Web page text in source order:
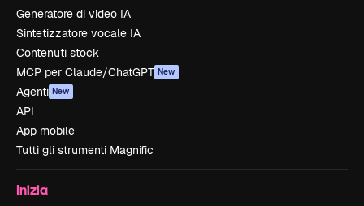
Generatore di video IA
Sintetizzatore vocale IA
Contenuti stock
MCP per Claude/ChatGPT New
Agenti New
API
App mobile
Tutti gli strumenti Magnific
Inizia